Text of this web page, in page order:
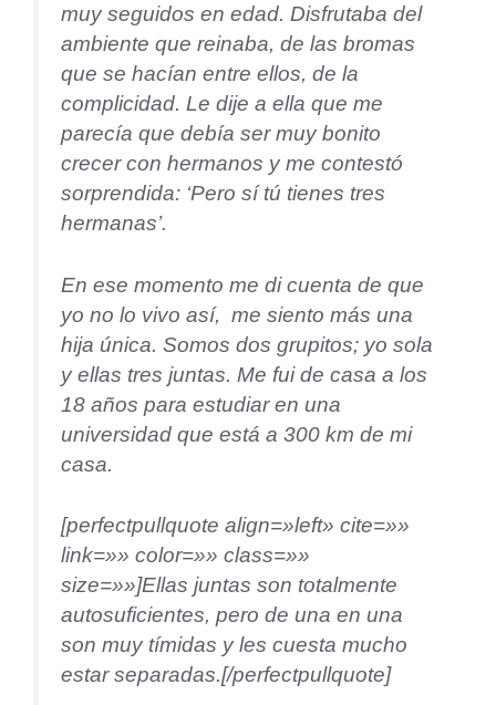
muy seguidos en edad. Disfrutaba del
ambiente que reinaba, de las bromas
que se hacían entre ellos, de la
complicidad. Le dije a ella que me
parecía que debía ser muy bonito
crecer con hermanos y me contestó
sorprendida: ‘Pero sí tú tienes tres
hermanas’.
En ese momento me di cuenta de que
yo no lo vivo así, me siento más una
hija única. Somos dos grupitos; yo sola
y ellas tres juntas. Me fui de casa a los
18 años para estudiar en una
universidad que está a 300 km de mi
casa.
[perfectpullquote align=»left» cite=»»
link=»» color=»» class=»»
size=»»]Ellas juntas son totalmente
autosuficientes, pero de una en una
son muy tímidas y les cuesta mucho
estar separadas.[/perfectpullquote]